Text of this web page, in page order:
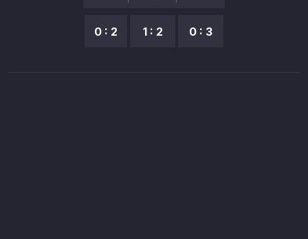
0 : 2 1 : 2 0 : 3